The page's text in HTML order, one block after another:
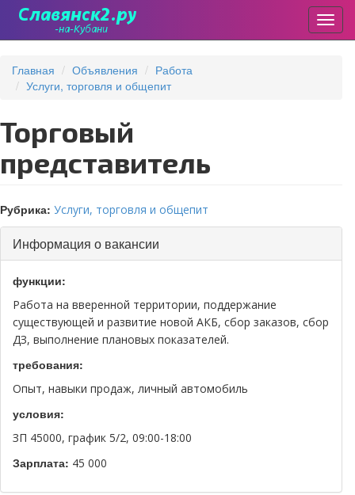
основному
содержанию
Главная Объявления
Работа
Услуги, торговля и общепит
Торговый
представитель
Рубрика: Услуги, торговля и общепит
Скрыть
Информация о вакансии
функции:
Работа на вверенной территории, поддержание
существующей и развитие новой АКБ, сбор заказов, сбор
ДЗ, выполнение плановых показателей.
требования:
Опыт, навыки продаж, личный автомобиль
условия:
ЗП 45000, график 5/2, 09:00-18:00
Зарплата: 45 000